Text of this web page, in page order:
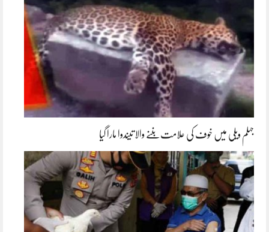
جہلم ویلی میں خوف کی علامت بننے والا تیندوا مارا گیا